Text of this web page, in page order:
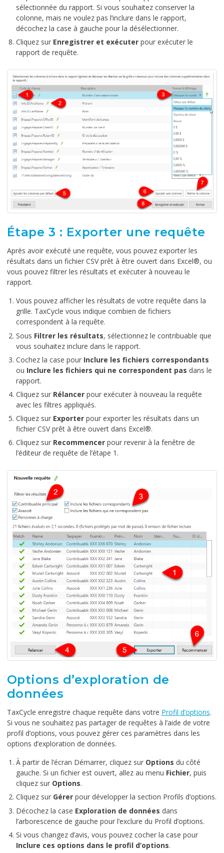
sélectionnée du rapport. Si vous souhaitez conserver la
colonne, mais ne voulez pas l’inclure dans le rapport,
décochez la case à gauche pour la désélectionner.
Cliquez sur Enregistrer et exécuter pour exécuter le
rapport de requête.
Étape 3 : Exporter une requête
Après avoir exécuté une requête, vous pouvez exporter les
résultats dans un fichier CSV prêt à être ouvert dans Excel®, ou
vous pouvez filtrer les résultats et exécuter à nouveau le
rapport.
Vous pouvez afficher les résultats de votre requête dans la
grille. TaxCycle vous indique combien de fichiers
correspondent à la requête.
Sous Filtrer les résultats, sélectionnez le contribuable que
vous souhaitez inclure dans le rapport.
Cochez la case pour Inclure les fichiers correspondants
ou Inclure les fichiers qui ne correspondent pas dans le
rapport.
Cliquez sur Rélancer pour exécuter à nouveau la requête
avec les filtres appliqués.
Cliquez sur Exporter pour exporter les résultats dans un
fichier CSV prêt à être ouvert dans Excel®.
Cliquez sur Recommencer pour revenir à la fenêtre de
l’éditeur de requête de l’étape 1.
Options d’exploration de
données
TaxCycle enregistre chaque requête dans votre Profil d’options.
Si vous ne souhaitez pas partager de requêtes à l’aide de votre
profil d’options, vous pouvez gérer ces paramètres dans les
options d’exploration de données.
À partir de l’écran Démarrer, cliquez sur Options du côté
gauche. Si un fichier est ouvert, allez au menu Fichier, puis
cliquez sur Options.
Cliquez sur Gérer pour développer la section Profils d’options.
Décochez la case Exploration de données dans
l’arborescence de gauche pour l’exclure du Profil d’options.
Si vous changez d’avis, vous pouvez cocher la case pour
Inclure ces options dans le profil d’options.